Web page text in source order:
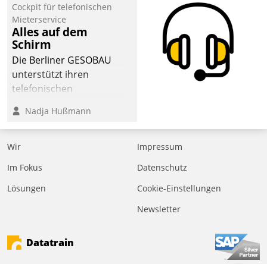
der
Wohnungswirtschaft“.
Bewerben können sich
dafür ein Team
bestehend aus
Wohnungsunternehmen
und PropTech.
Cockpit für telefonischen
Mieterservice
Alles auf dem
Schirm
Die Berliner GESOBAU
unterstützt ihren
telefonischen
digitalen Cockpit, das
situationsbezogen
passende Fragen und
Eine intuitive
Dialogführung ermöglicht
effizienter zu bearbeiten.
Nadja Hußmann
Wir
Im Fokus
Lösungen
Impressum
Datenschutz
Cookie-Einstellungen
Newsletter
Datatrain